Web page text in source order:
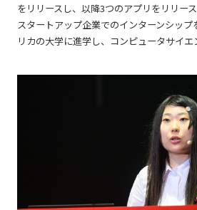
をリリースし、以降3つのアプリをリリー
スタートアップ企業でのインターンシップ
リカの大学に進学し、コンピュータサイエ